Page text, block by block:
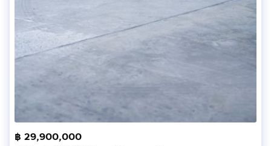
฿ 29,900,000